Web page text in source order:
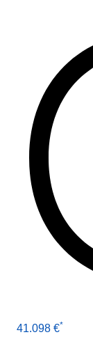
41.098 €*